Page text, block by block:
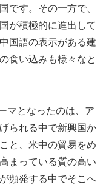
です。その一方で、
が積極的に進出して
国語の表示がある建
食い込みも様々なと
マとなったのは、ア
られる中で新興国か
と、米中の貿易をめ
まっている質の高い
頻発する中でそこへ